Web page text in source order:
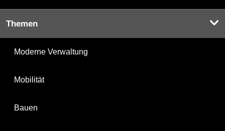
Themen
Moderne Verwaltung
Mobilität
Bauen